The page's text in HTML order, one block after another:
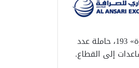
أطلق الهلال الأحمر المصري، صباح اليوم الباكر، قافلة «زاد العزة.. من مصر إلى غزة» 193، حاملة عدد
إلى القطاع.